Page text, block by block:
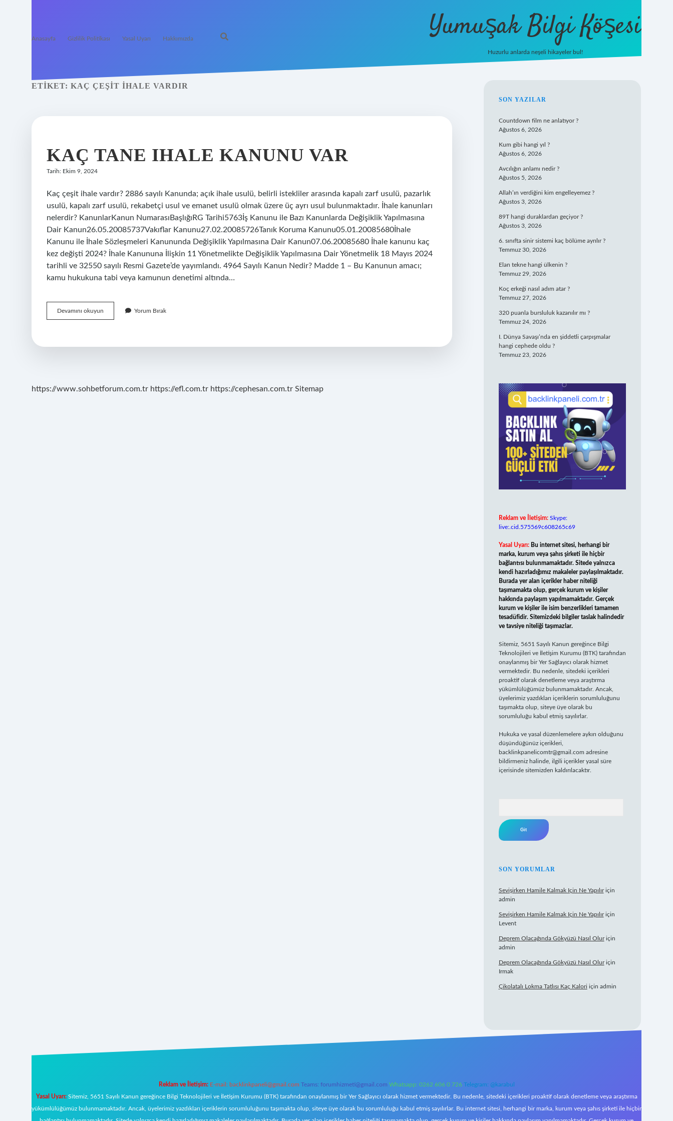
Anasayfa Gizlilik Politikası Yasal Uyarı Hakkımızda Yumuşak Bilgi Köşesi
Huzurlu anlarda neşeli hikayeler bul!
ETIKET: KAÇ ÇEŞIT IHALE VARDIR
KAÇ TANE IHALE KANUNU VAR
Tarih: Ekim 9, 2024
Kaç çeşit ihale vardır? 2886 sayılı Kanunda; açık ihale usulü, belirli istekliler arasında kapalı zarf usulü, pazarlık
usulü, kapalı zarf usulü, rekabetçi usul ve emanet usulü olmak üzere üç ayrı usul bulunmaktadır. İhale kanunları
nelerdir? KanunlarKanun NumarasıBaşlığıRG Tarihi5763İş Kanunu ile Bazı Kanunlarda Değişiklik Yapılmasına
Dair Kanun26.05.20085737Vakıflar Kanunu27.02.20085726Tanık Koruma Kanunu05.01.20085680İhale
Kanunu ile İhale Sözleşmeleri Kanununda Değişiklik Yapılmasına Dair Kanun07.06.20085680 İhale kanunu kaç
kez değişti 2024? İhale Kanununa İlişkin 11 Yönetmelikte Değişiklik Yapılmasına Dair Yönetmelik 18 Mayıs 2024
tarihli ve 32550 sayılı Resmi Gazete’de yayımlandı. 4964 Sayılı Kanun Nedir? Madde 1 – Bu Kanunun amacı;
kamu hukukuna tabi veya kamunun denetimi altında…
Devamını okuyun
Tane
Var
Yorum Bırak
https://www.sohbetforum.com.tr https://efl.com.tr https://cephesan.com.tr Sitemap
SIDEBAR
SON YAZILAR
Countdown film ne anlatıyor ?
Ağustos 6, 2026
Kum gibi hangi yıl ?
Ağustos 6, 2026
Avcılığın anlamı nedir ?
Ağustos 5, 2026
Allah’ın verdiğini kim engelleyemez ?
Ağustos 3, 2026
89T hangi duraklardan geçiyor ?
Ağustos 3, 2026
6. sınıfta sinir sistemi kaç bölüme ayrılır ?
Temmuz 30, 2026
Elan tekne hangi ülkenin ?
Temmuz 29, 2026
Koç erkeği nasıl adım atar ?
Temmuz 27, 2026
320 puanla bursluluk kazanılır mı ?
Temmuz 24, 2026
I. Dünya Savaşı’nda en şiddetli çarpışmalar
hangi cephede oldu ?
Temmuz 23, 2026
Reklam ve İletişim: Skype:
live:.cid.575569c608265c69
Yasal Uyarı: Bu internet sitesi, herhangi bir
marka, kurum veya şahıs şirketi ile hiçbir
bağlantısı bulunmamaktadır. Sitede yalnızca
kendi hazırladığımız makaleler paylaşılmaktadır.
Burada yer alan içerikler haber niteliği
taşımamakta olup, gerçek kurum ve kişiler
hakkında paylaşım yapılmamaktadır. Gerçek
kurum ve kişiler ile isim benzerlikleri tamamen
tesadüfidir. Sitemizdeki bilgiler taslak halindedir
ve tavsiye niteliği taşımazlar.
Sitemiz, 5651 Sayılı Kanun gereğince Bilgi
Teknolojileri ve İletişim Kurumu (BTK) tarafından
onaylanmış bir Yer Sağlayıcı olarak hizmet
vermektedir. Bu nedenle, sitedeki içerikleri
proaktif olarak denetleme veya araştırma
yükümlülüğümüz bulunmamaktadır. Ancak,
üyelerimiz yazdıkları içeriklerin sorumluluğunu
taşımakta olup, siteye üye olarak bu
sorumluluğu kabul etmiş sayılırlar.
Hukuka ve yasal düzenlemelere aykırı olduğunu
düşündüğünüz içerikleri,
backlinkpanelicomtr@gmail.com adresine
bildirmeniz halinde, ilgili içerikler yasal süre
içerisinde sitemizden kaldırılacaktır.
SON YORUMLAR
Sevişirken Hamile Kalmak Için Ne Yapılıriçin
admin
Sevişirken Hamile Kalmak Için Ne Yapılıriçin
Levent
Deprem Olacağında Gökyüzü Nasıl Oluriçin
admin
Deprem Olacağında Gökyüzü Nasıl Oluriçin
Irmak
Çikolatalı Lokma Tatlısı Kaç Kalori için admin
Reklam ve İletişim: E-mail: backlinkpaneli@gmail.com Teams: forumhizmeti@gmail.com Whatsapp: 0262 606 0 726 Telegram: @karabul
Yasal Uyarı:Sitemiz, 5651 Sayılı Kanun gereğince Bilgi Teknolojileri ve İletişim Kurumu (BTK) tarafından onaylanmış bir Yer Sağlayıcı olarak hizmet vermektedir. Bu nedenle, sitedeki içerikleri proaktif olarak denetleme veya araştırma
yükümlülüğümüz bulunmamaktadır. Ancak, üyelerimiz yazdıkları içeriklerin sorumluluğunu taşımakta olup, siteye üye olarak bu sorumluluğu kabul etmiş sayılırlar. Bu internet sitesi, herhangi bir marka, kurum veya şahıs şirketi ile hiçbir